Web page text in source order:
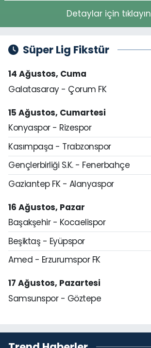
Detaylar için tıklayın
Süper Lig Fikstür
14 Ağustos, Cuma
Galatasaray - Çorum FK
15 Ağustos, Cumartesi
Konyaspor - Rizespor
Kasımpaşa - Trabzonspor
Gençlerbirliği S.K. - Fenerbahçe
Gaziantep FK - Alanyaspor
16 Ağustos, Pazar
Başakşehir - Kocaelispor
Beşiktaş - Eyüpspor
Amed - Erzurumspor FK
17 Ağustos, Pazartesi
Samsunspor - Göztepe